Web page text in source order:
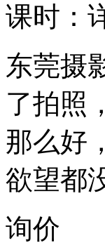
课时：
东莞摄
了拍照
那么好
欲望都
询价